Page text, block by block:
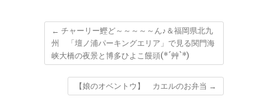
← チャーリー鰹ど～～～～～ん♪＆福岡県北九
州 「壇ノ浦パーキングエリア」で見る関門海
峡大橋の夜景と博多ひよこ饅頭(*´艸`*)
【娘のオベントウ】 カエルのお弁当 →